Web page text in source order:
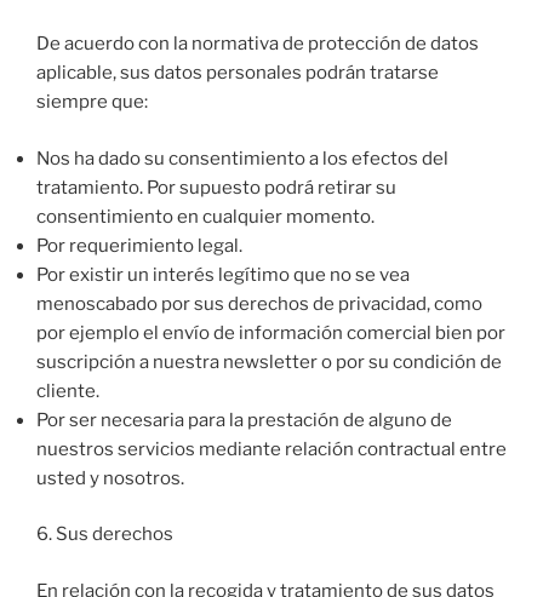
De acuerdo con la normativa de protección de datos
aplicable, sus datos personales podrán tratarse
siempre que:
Nos ha dado su consentimiento a los efectos del
tratamiento. Por supuesto podrá retirar su
consentimiento en cualquier momento.
Por requerimiento legal.
Por existir un interés legítimo que no se vea
menoscabado por sus derechos de privacidad, como
por ejemplo el envío de información comercial bien por
suscripción a nuestra newsletter o por su condición de
cliente.
Por ser necesaria para la prestación de alguno de
nuestros servicios mediante relación contractual entre
usted y nosotros.
6. Sus derechos
En relación con la recogida y tratamiento de sus datos